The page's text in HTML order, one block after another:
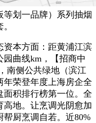
划一品牌）系列抽烟
本方面：距黄浦江滨
曲线km，【招商中
南侧公共绿地（滨江
荣登年度上海房企全
面积排行榜第一位。全
地。让烹调光阴愈加
厨烹调自若。近80%